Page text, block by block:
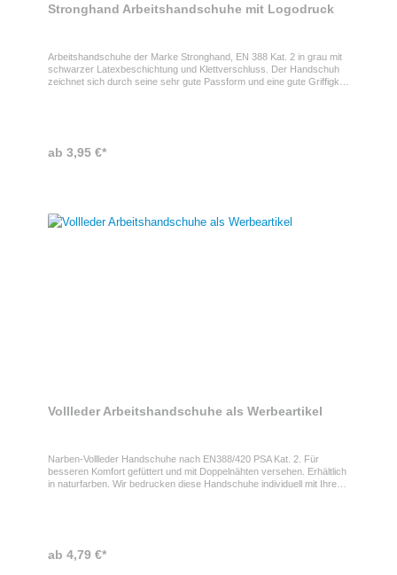
Stronghand Arbeitshandschuhe mit Logodruck
Arbeitshandschuhe der Marke Stronghand, EN 388 Kat. 2 in grau mit
schwarzer Latexbeschichtung und Klettverschluss. Der Handschuh
zeichnet sich durch seine sehr gute Passform und eine gute Griffigkeit
ab 3,95 €*
Vollleder Arbeitshandschuhe als Werbeartikel
Narben-Vollleder Handschuhe nach EN388/420 PSA Kat. 2. Für
besseren Komfort gefüttert und mit Doppelnähten versehen. Erhältlich
in naturfarben. Wir bedrucken diese Handschuhe individuell mit Ihrem
ab 4,79 €*